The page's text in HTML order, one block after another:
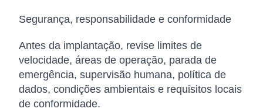
Segurança, responsabilidade e conformidade
Antes da implantação, revise limites de
velocidade, áreas de operação, parada de
emergência, supervisão humana, política de
dados, condições ambientais e requisitos locais
de conformidade.